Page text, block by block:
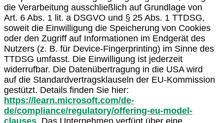
die Verarbeitung ausschließlich auf Grundlage von
Art. 6 Abs. 1 lit. a DSGVO und § 25 Abs. 1 TTDSG,
soweit die Einwilligung die Speicherung von Cookies
oder den Zugriff auf Informationen im Endgerät des
Nutzers (z. B. für Device-Fingerprinting) im Sinne des
TTDSG umfasst. Die Einwilligung ist jederzeit
widerrufbar. Die Datenübertragung in die USA wird
auf die Standardvertragsklauseln der EU-Kommission
gestützt. Details finden Sie hier:
https://learn.microsoft.com/de-
de/compliance/regulatory/offering-eu-model-